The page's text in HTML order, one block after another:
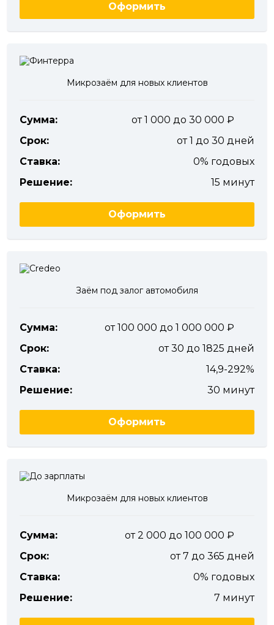
Оформить
Микрозаём для новых клиентов
Сумма:
от 1 000 до 30 000
Срок:
от 1 до 30 дней
Ставка:
0% годовых
Решение:
15 минут
Оформить
Заём под залог автомобиля
Сумма:
от 100 000 до 1 000 000
Срок:
от 30 до 1825 дней
Ставка:
14,9-292%
Решение:
30 минут
Оформить
Микрозаём для новых клиентов
Сумма:
от 2 000 до 100 000
Срок:
от 7 до 365 дней
Ставка:
0% годовых
Решение:
7 минут